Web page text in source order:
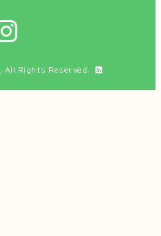
. All Rights Reserved.